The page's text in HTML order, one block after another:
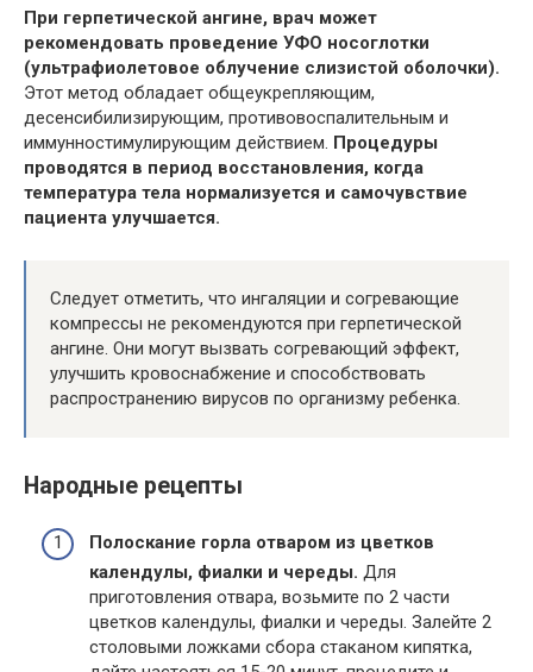
При герпетической ангине, врач может
рекомендовать проведение УФО носоглотки
(ультрафиолетовое облучение слизистой оболочки).
Этот метод обладает общеукрепляющим,
десенсибилизирующим, противовоспалительным и
иммунностимулирующим действием. Процедуры
проводятся в период восстановления, когда
температура тела нормализуется и самочувствие
пациента улучшается.
Следует отметить, что ингаляции и согревающие
компрессы не рекомендуются при герпетической
ангине. Они могут вызвать согревающий эффект,
улучшить кровоснабжение и способствовать
распространению вирусов по организму ребенка.
Народные рецепты
Полоскание горла отваром из цветков
календулы, фиалки и череды. Для
приготовления отвара, возьмите по 2 части
цветков календулы, фиалки и череды. Залейте 2
столовыми ложками сбора стаканом кипятка,